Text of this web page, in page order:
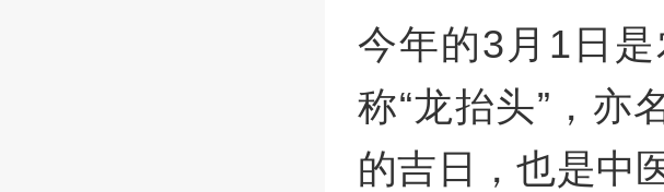
今年的3月1日
称“龙抬头”，亦
的吉日，也是中